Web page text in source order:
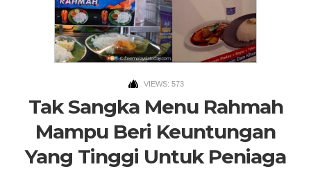
VIEWS: 573
Tak Sangka Menu Rahmah
Mampu Beri Keuntungan
Yang Tinggi Untuk Peniaga